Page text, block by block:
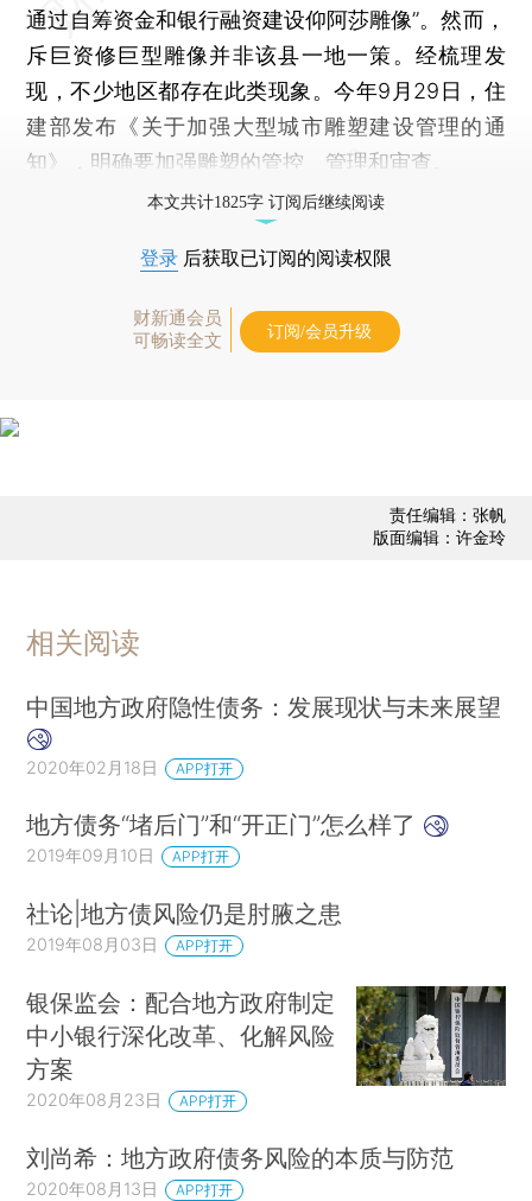
通过自筹资金和银行融资建设仰阿莎雕像”。然而，
斥巨资修巨型雕像并非该县一地一策。经梳理发
现，不少地区都存在此类现象。今年9月29日，住
建部发布《关于加强大型城市雕塑建设管理的通
知》，明确要加强雕塑的管控、管理和审查。
本文共计1825字 订阅后继续阅读
登录 后获取已订阅的阅读权限
财新通会员
可畅读全文
订阅/会员升级
责任编辑：张帆
版面编辑：许金玲
相关阅读
中国地方政府隐性债务：发展现状与未来展望
2020年02月18日 APP打开
地方债务“堵后门”和“开正门”怎么样了
2019年09月10日 APP打开
社论|地方债风险仍是肘腋之患
2019年08月03日 APP打开
银保监会：配合地方政府制定
中小银行深化改革、化解风险
方案
2020年08月23日 APP打开
刘尚希：地方政府债务风险的本质与防范
2020年08月13日 APP打开